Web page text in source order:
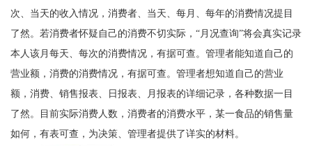
次、当天的收入情况，消费者、当天、每月、每年的消费情况提目
了然。若消费者怀疑自己的消费不切实际，“月况查询”将会真实记录
本人该月每天、每次的消费情况，有据可查。管理者能知道自己的
营业额，消费的消费情况，有据可查。管理者想知道自己的营业
额，消费、销售报表、日报表、月报表的详细记录，各种数据一目
了然。目前实际消费人数，消费者的消费水平，某一食品的销售量
如何，有表可查，为决策、管理者提供了详实的材料。